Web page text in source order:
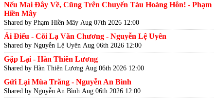
Nếu Mai Đây Về, Cũng Trên Chuyến Tàu Hoàng Hôn! - Phạm
Hiền Mây
Shared by Phạm Hiền Mây Aug 07th 2026 12:00
Ái Điểu - Cõi Lạ Văn Chương - Nguyễn Lệ Uyên
Shared by Nguyễn Lệ Uyên Aug 06th 2026 12:00
Gặp Lại - Hàn Thiên Lương
Shared by Hàn Thiên Lương Aug 06th 2026 12:00
Gửi Lại Mùa Trăng - Nguyễn An Bình
Shared by Nguyễn An Bình Aug 06th 2026 12:00